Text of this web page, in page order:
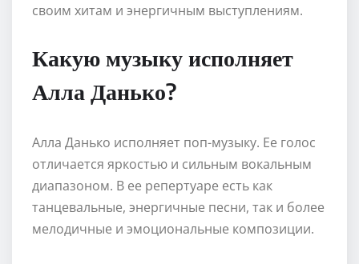
своим хитам и энергичным выступлениям.
Какую музыку исполняет
Алла Данько?
Алла Данько исполняет поп-музыку. Ее голос
отличается яркостью и сильным вокальным
диапазоном. В ее репертуаре есть как
танцевальные, энергичные песни, так и более
мелодичные и эмоциональные композиции.